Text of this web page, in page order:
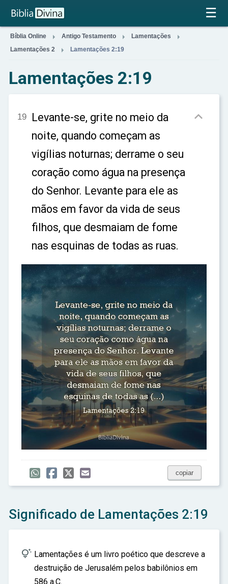
×
☰
Bíblia Online  Antigo Testamento  Lamentações 
Lamentações 2  Lamentações 2:19
Lamentações 2:19
19 Levante-se, grite no meio da
noite, quando começam as
vigílias noturnas; derrame o seu
coração como água na presença
do Senhor. Levante para ele as
mãos em favor da vida de seus
filhos, que desmaiam de fome
nas esquinas de todas as ruas.

copiar
Significado de Lamentações 2:19
 Lamentações é um livro poético que descreve a
destruição de Jerusalém pelos babilônios em
586 a.C.